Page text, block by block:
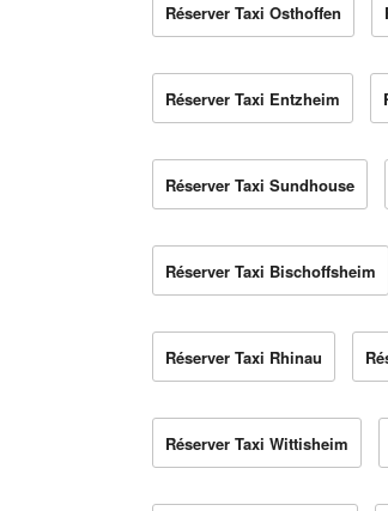
Réserver Taxi Osthoffen
Réserver Taxi Entzheim
Réserver Taxi Sundhouse
Réserver Taxi Bischoffsheim
Réserver Taxi Rhinau
Réserver Taxi Wittisheim